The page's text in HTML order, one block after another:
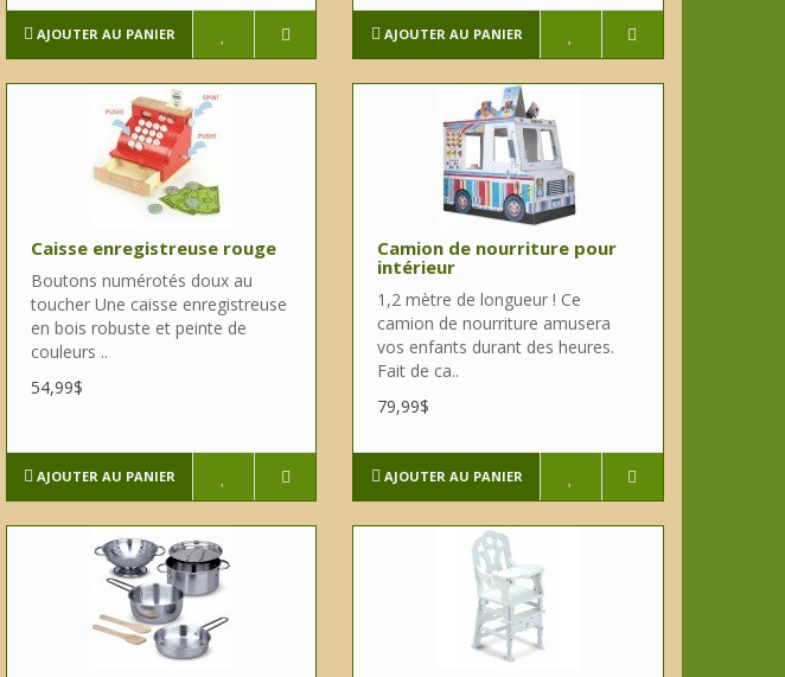
AJOUTER AU PANIER AJOUTER AU PANIER
Caisse enregistreuse rouge
Boutons numérotés doux au
toucher Une caisse enregistreuse
en bois robuste et peinte de
couleurs ..
54,99$
AJOUTER AU PANIER
Camion de nourriture pour
intérieur
1,2 mètre de longueur ! Ce
camion de nourriture amusera
vos enfants durant des heures.
Fait de ca..
79,99$
AJOUTER AU PANIER